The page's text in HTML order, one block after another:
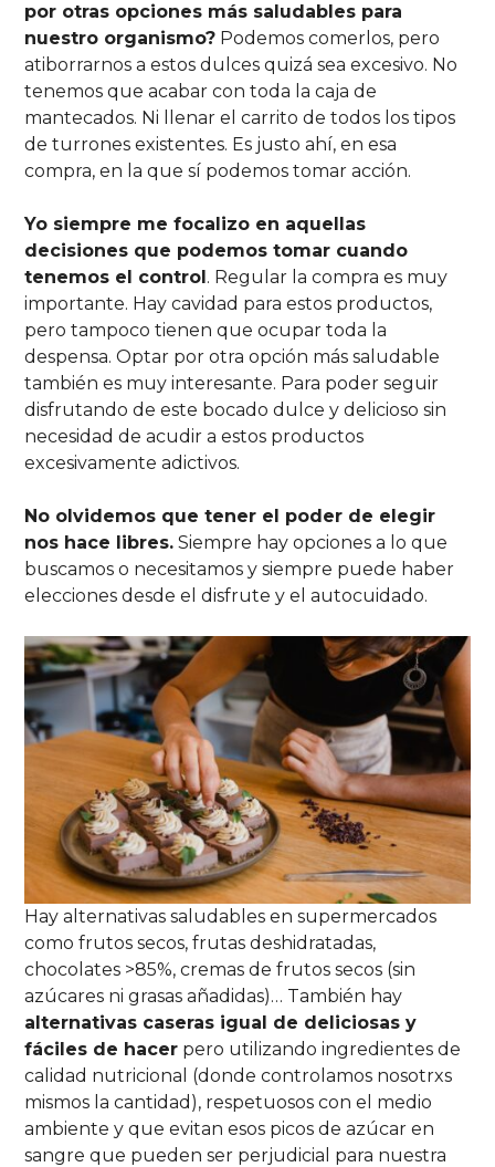
por otras opciones más saludables para
nuestro organismo? Podemos comerlos, pero
atiborrarnos a estos dulces quizá sea excesivo. No
tenemos que acabar con toda la caja de
mantecados. Ni llenar el carrito de todos los tipos
de turrones existentes. Es justo ahí, en esa
compra, en la que sí podemos tomar acción.
Yo siempre me focalizo en aquellas
decisiones que podemos tomar cuando
tenemos el control. Regular la compra es muy
importante. Hay cavidad para estos productos,
pero tampoco tienen que ocupar toda la
despensa. Optar por otra opción más saludable
también es muy interesante. Para poder seguir
disfrutando de este bocado dulce y delicioso sin
necesidad de acudir a estos productos
excesivamente adictivos.
No olvidemos que tener el poder de elegir
nos hace libres. Siempre hay opciones a lo que
buscamos o necesitamos y siempre puede haber
elecciones desde el disfrute y el autocuidado.
Hay alternativas saludables en supermercados
como frutos secos, frutas deshidratadas,
chocolates >85%, cremas de frutos secos (sin
azúcares ni grasas añadidas)… También hay
alternativas caseras igual de deliciosas y
fáciles de hacer pero utilizando ingredientes de
calidad nutricional (donde controlamos nosotrxs
mismos la cantidad), respetuosos con el medio
ambiente y que evitan esos picos de azúcar en
sangre que pueden ser perjudicial para nuestra